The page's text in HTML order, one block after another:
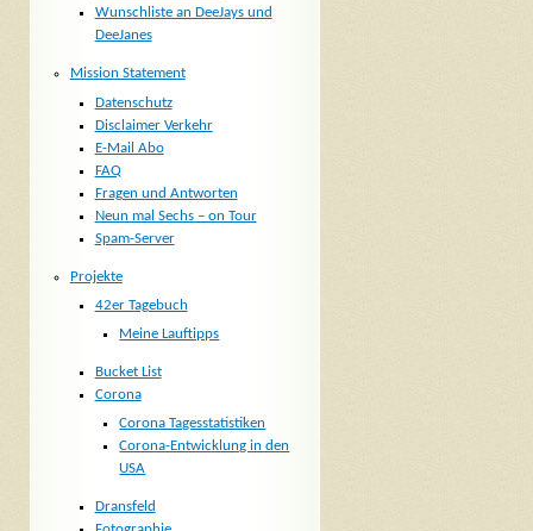
Wunschliste an DeeJays und
DeeJanes
Mission Statement
Datenschutz
Disclaimer Verkehr
E-Mail Abo
FAQ
Fragen und Antworten
Neun mal Sechs – on Tour
Spam-Server
Projekte
42er Tagebuch
Meine Lauftipps
Bucket List
Corona
Corona Tagesstatistiken
Corona-Entwicklung in den
USA
Dransfeld